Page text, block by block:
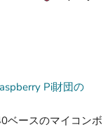
Pi財団の
ベースのマイコンボ